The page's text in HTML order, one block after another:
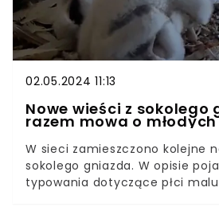
02.05.2024 11:13
Nowe wieści z sokolego
razem mowa o młodych
W sieci zamieszczono kolejne
sokolego gniazda. W opisie
typowania dotyczące płci